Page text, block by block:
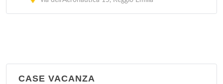
CASE VACANZA